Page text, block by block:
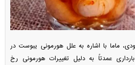
ماما با اشاره به علل هورمونی یبوست در
عمدتاً به دلیل تغییرات هورمونی رخ